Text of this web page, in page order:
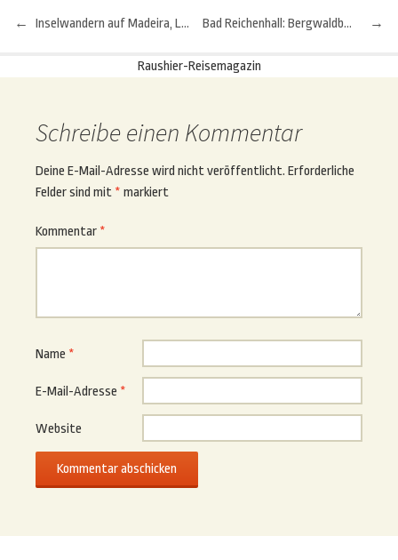
Beitragsnavigation
← Inselwandern auf Madeira, La Gomera oder Mallorca →
Bad Reichenhall: Bergwaldbaden in der Alpenstadt
Raushier-Reisemagazin
Schreibe einen Kommentar
Deine E-Mail-Adresse wird nicht veröffentlicht. Erforderliche
Felder sind mit * markiert
Kommentar *
Name *
E-Mail-Adresse *
Website